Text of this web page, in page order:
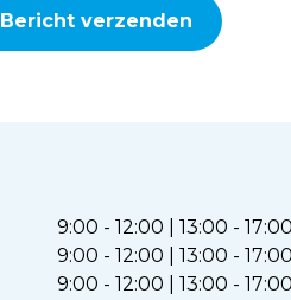
Bericht verzenden
9:00 - 12:00 | 13:00 - 17:00
9:00 - 12:00 | 13:00 - 17:00
9:00 - 12:00 | 13:00 - 17:00